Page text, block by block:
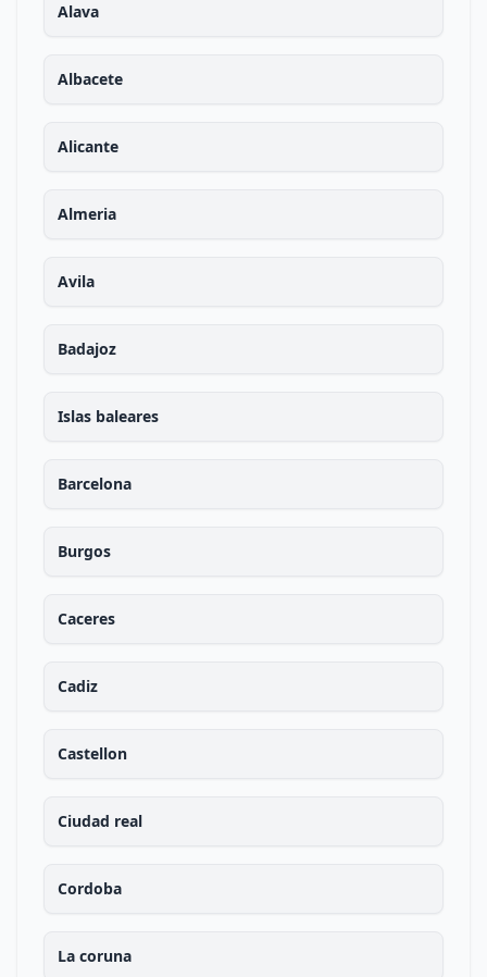
Alava
Albacete
Alicante
Almeria
Avila
Badajoz
Islas baleares
Barcelona
Burgos
Caceres
Cadiz
Castellon
Ciudad real
Cordoba
La coruna